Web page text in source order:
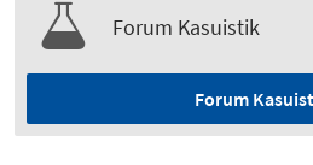
Forum Kasuistik
Forum